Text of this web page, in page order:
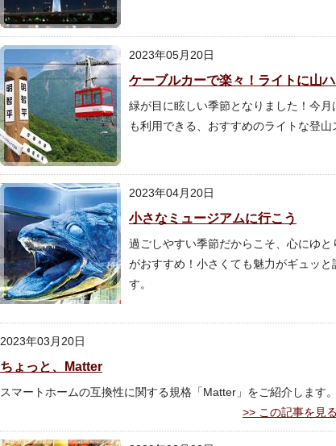
2023年05月20日
ケーブルカーで楽々！ライトに山
緑が目に眩しい季節となりました！今
も利用できる、おすすめのライトな登山
2023年04月20日
小さなミュージアムに行こう
過ごしやすい季節だからこそ、心にゆ
がおすすめ！小さくても魅力がギュッ
す。
2023年03月20日
ちょっと、Matter
スマートホームの互換性に関する規格「Matter」をご紹介します。
この記事を見る